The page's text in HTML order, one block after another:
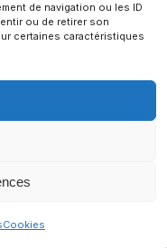
de navigation ou les ID
ou de retirer son
certaines caractéristiques
Cookies
La
des
[…].
notre